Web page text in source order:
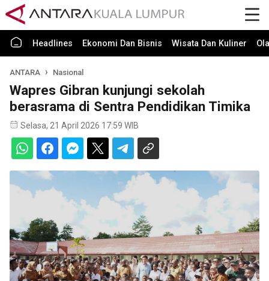
Headlines Ekonomi Dan Bisnis Wisata Dan Kuliner
ANTARA Nasional
Wapres Gibran kunjungi sekolah
berasrama di Sentra Pendidikan Timika
Selasa, 21 April 2026 17:59 WIB